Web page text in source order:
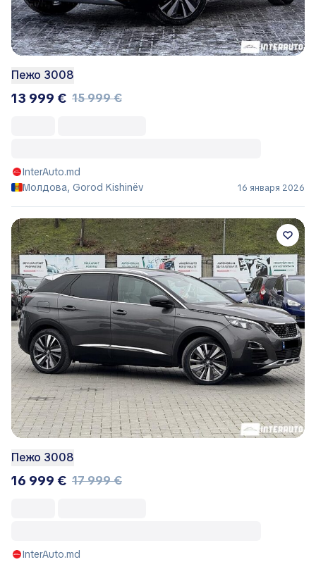
Пежо 3008
13 999 € 15 999 €
InterAuto.md
Молдова, Gorod Kishinëv
16 января 2026
Пежо 3008
16 999 € 17 999 €
InterAuto.md